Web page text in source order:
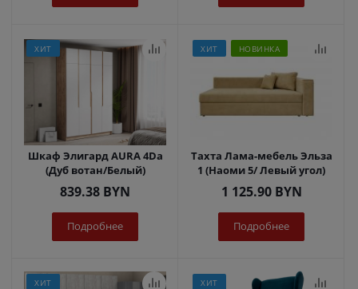
ХИТ
Шкаф Элигард AURA 4Dа
(Дуб вотан/Белый)
839.38 BYN
Подробнее
ХИТ НОВИНКА
Тахта Лама-мебель Эльза
1 (Наоми 5/ Левый угол)
1 125.90BYN
Подробнее
ХИТ ХИТ